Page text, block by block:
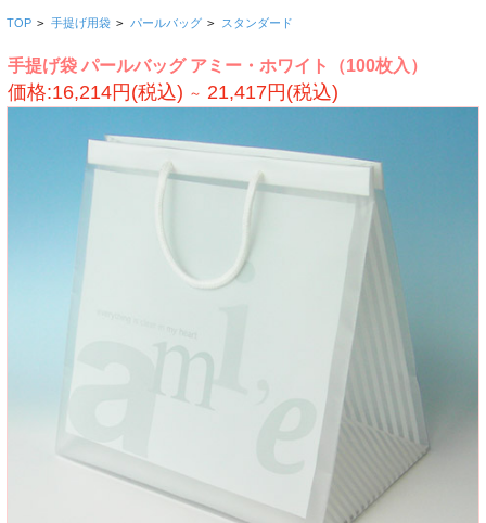
TOP > 手提げ用袋 > パールバッグ > スタンダード
手提げ袋 パールバッグ アミー・ホワイト（100枚入）
価格:16,214円(税込) ～ 21,417円(税込)